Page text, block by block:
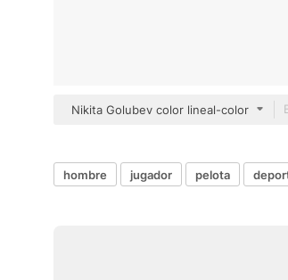
Nikita Golubev color lineal-color
hombre jugador pelota